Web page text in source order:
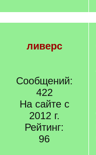
ливерс
Сообщений:
422
На сайте с
2012 г.
Рейтинг:
96